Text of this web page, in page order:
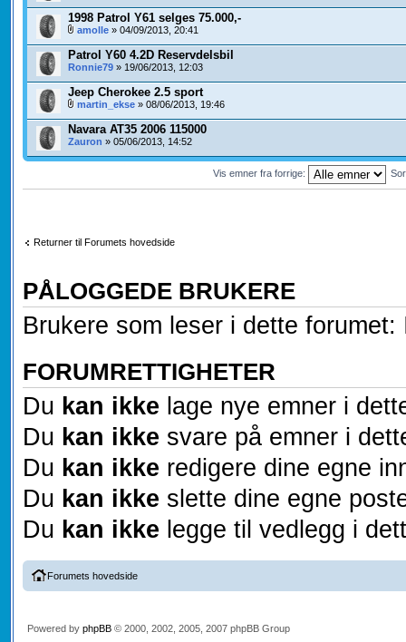
1998 Patrol Y61 selges 75.000,-
amolle» 04/09/2013, 20:41
Patrol Y60 4.2D Reservdelsbil
Ronnie79» 19/06/2013, 12:03
Jeep Cherokee 2.5 sport
martin_ekse» 08/06/2013, 19:46
Navara AT35 2006 115000
Zauron » 05/06/2013, 14:52
Vis emner fra forrige:
Returner til Forumets hovedside
PÅLOGGEDE BRUKERE
Brukere som leser i dette
FORUMRETTIGHETER
Du kan ikke lage nye emner i
Du kan ikke svare på emner i
Du kan ikke redigere dine egne
Du kan ikke slette dine egne
Du kan ikke legge til vedlegg i
Forumets hovedside
Powered by phpBB© 2000, 2002, 2005, 2007 phpBB Group